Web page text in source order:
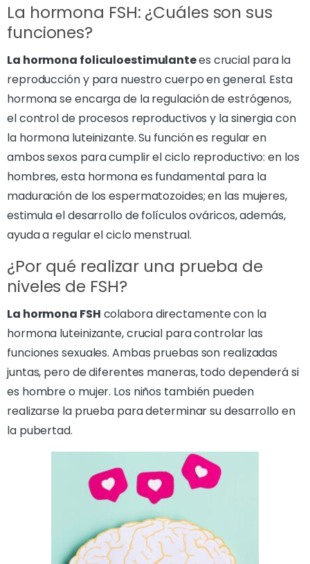
La hormona FSH: ¿Cuáles son sus
funciones?
La hormona foliculoestimulantees crucial para la
reproducción y para nuestro cuerpo en general. Esta
hormona se encarga de la regulación de estrógenos,
el control de procesos reproductivos y la sinergia con
la hormona luteinizante. Su función es regular en
ambos sexos para cumplir el ciclo reproductivo: en los
hombres, esta hormona es fundamental para la
maduración de los espermatozoides; en las mujeres,
estimula el desarrollo de folículos ováricos, además,
ayuda a regular el ciclo menstrual.
¿Por qué realizar una prueba de
niveles de FSH?
La hormona FSH colabora directamente con la
hormona luteinizante, crucial para controlar las
funciones sexuales. Ambas pruebas son realizadas
juntas, pero de diferentes maneras, todo dependerá si
es hombre o mujer. Los niños también pueden
realizarse la prueba para determinar su desarrollo en
la pubertad.